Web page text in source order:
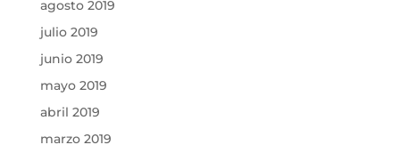
agosto 2019
julio 2019
junio 2019
mayo 2019
abril 2019
marzo 2019